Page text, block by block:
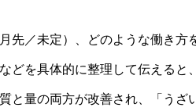
先／未定）、どのような働き方
どを具体的に整理して伝えると
と量の両方が改善され、「うざ